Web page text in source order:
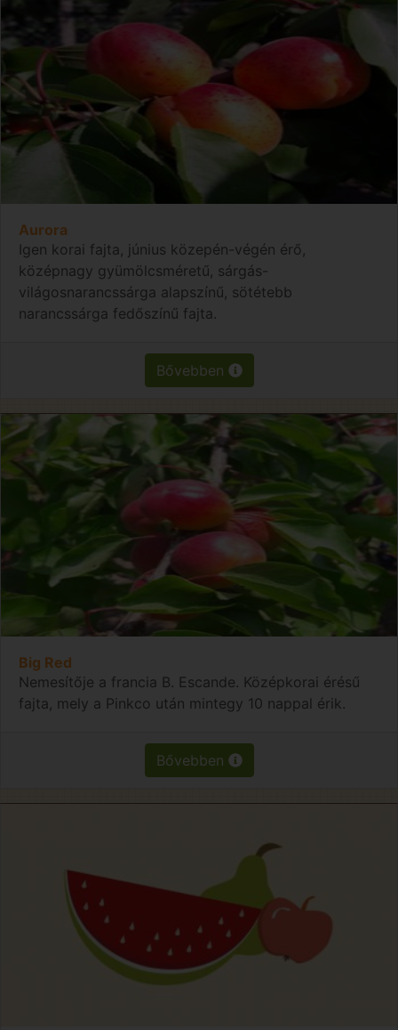
Aurora
Igen korai fajta, június közepén-végén érő,
középnagy gyümölcsméretű, sárgás-
világosnarancssárga alapszínű, sötétebb
narancssárga fedőszínű fajta.
Bővebben
Big Red
Nemesítője a francia B. Escande. Középkorai érésű
fajta, mely a Pinkco után mintegy 10 nappal érik.
Bővebben